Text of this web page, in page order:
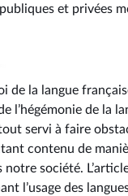
et privées
de la langue
l’hégémonie de la
servi à faire
contenu de
société.
l’usage des